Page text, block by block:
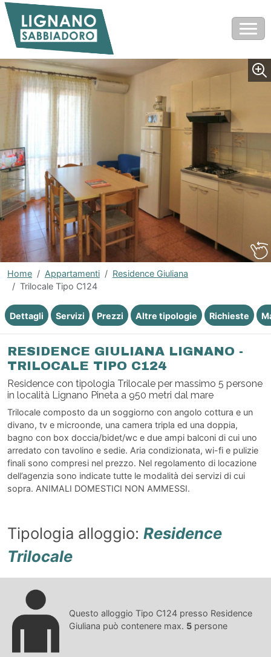
Home Appartamenti
Residence Giuliana
Trilocale Tipo C124
RESIDENCE GIULIANA LIGNANO -
TRILOCALE TIPO C124
Residence con tipologia Trilocale per massimo 5 persone
in località Lignano Pineta a 950 metri dal mare
Trilocale composto da un soggiorno con angolo cottura e un
divano, tv e microonde, una camera tripla ed una doppia,
bagno con box doccia/bidet/wc e due ampi balconi di cui uno
arredato con tavolino e sedie. Aria condizionata, wi-fi e pulizie
finali sono compresi nel prezzo. Nel regolamento di locazione
dell’agenzia sono indicate tutte le modalità dei servizi di cui
sopra. ANIMALI DOMESTICI NON AMMESSI.
Dettagli Servizi Prezzi Altre tipologie Richieste
Tipologia alloggio: Residence
Trilocale
Questo alloggio Tipo C124 presso Residence
Giuliana può contenere max. 5 persone